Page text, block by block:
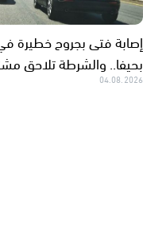
إصابة فتى بجروح خطيرة
بحيفا.. والشرطة تلاحق
04.08.2026